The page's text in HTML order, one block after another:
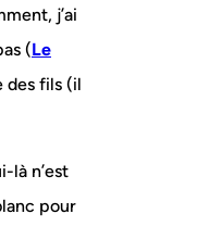
j’ai
(Le
des fils (il
là n’est
pour